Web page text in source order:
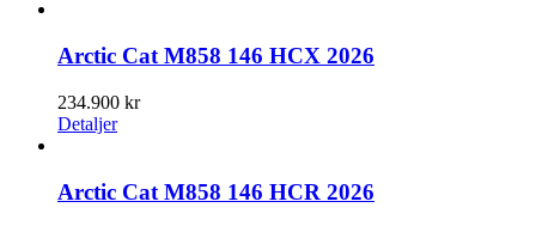
Arctic Cat M858 146 HCX 2026
234.900 kr
Detaljer
Arctic Cat M858 146 HCR 2026